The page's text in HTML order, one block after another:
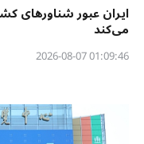
ایران عبور شناورهای
می‌کند
01:09:46 2026-08-07